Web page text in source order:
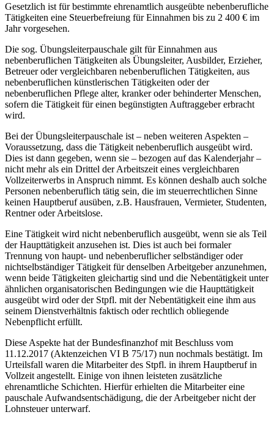
Gesetzlich ist für bestimmte ehrenamtlich ausgeübte nebenberufliche
Tätigkeiten eine Steuerbefreiung für Einnahmen bis zu 2 400 € im
Jahr vorgesehen.
Die sog. Übungsleiterpauschale gilt für Einnahmen aus
nebenberuflichen Tätigkeiten als Übungsleiter, Ausbilder, Erzieher,
Betreuer oder vergleichbaren nebenberuflichen Tätigkeiten, aus
nebenberuflichen künstlerischen Tätigkeiten oder der
nebenberuflichen Pflege alter, kranker oder behinderter Menschen,
sofern die Tätigkeit für einen begünstigten Auftraggeber erbracht
wird.
Bei der Übungsleiterpauschale ist – neben weiteren Aspekten –
Voraussetzung, dass die Tätigkeit nebenberuflich ausgeübt wird.
Dies ist dann gegeben, wenn sie – bezogen auf das Kalenderjahr –
nicht mehr als ein Drittel der Arbeitszeit eines vergleichbaren
Vollzeiterwerbs in Anspruch nimmt. Es können deshalb auch solche
Personen nebenberuflich tätig sein, die im steuerrechtlichen Sinne
keinen Hauptberuf ausüben, z.B. Hausfrauen, Vermieter, Studenten,
Rentner oder Arbeitslose.
Eine Tätigkeit wird nicht nebenberuflich ausgeübt, wenn sie als Teil
der Haupttätigkeit anzusehen ist. Dies ist auch bei formaler
Trennung von haupt- und nebenberuflicher selbständiger oder
nichtselbständiger Tätigkeit für denselben Arbeitgeber anzunehmen,
wenn beide Tätigkeiten gleichartig sind und die Nebentätigkeit unter
ähnlichen organisatorischen Bedingungen wie die Haupttätigkeit
ausgeübt wird oder der Stpfl. mit der Nebentätigkeit eine ihm aus
seinem Dienstverhältnis faktisch oder rechtlich obliegende
Nebenpflicht erfüllt.
Diese Aspekte hat der Bundesfinanzhof mit Beschluss vom
11.12.2017 (Aktenzeichen VI B 75/17) nun nochmals bestätigt. Im
Urteilsfall waren die Mitarbeiter des Stpfl. in ihrem Hauptberuf in
Vollzeit angestellt. Einige von ihnen leisteten zusätzliche
ehrenamtliche Schichten. Hierfür erhielten die Mitarbeiter eine
pauschale Aufwandsentschädigung, die der Arbeitgeber nicht der
Lohnsteuer unterwarf.